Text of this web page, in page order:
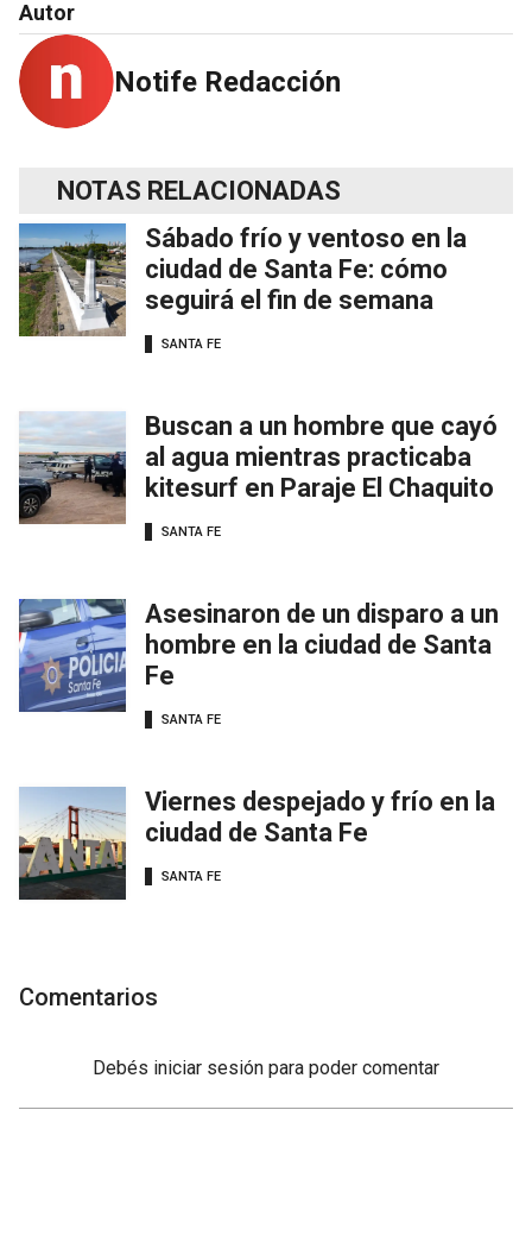
Autor
Notife Redacción
NOTAS RELACIONADAS
Sábado frío y ventoso en la
ciudad de Santa Fe: cómo
seguirá el fin de semana
SANTA FE
Buscan a un hombre que cayó
al agua mientras practicaba
kitesurf en Paraje El Chaquito
SANTA FE
Asesinaron de un disparo a un
hombre en la ciudad de Santa
Fe
SANTA FE
Viernes despejado y frío en la
ciudad de Santa Fe
SANTA FE
Comentarios
Debés iniciar sesión para poder comentar